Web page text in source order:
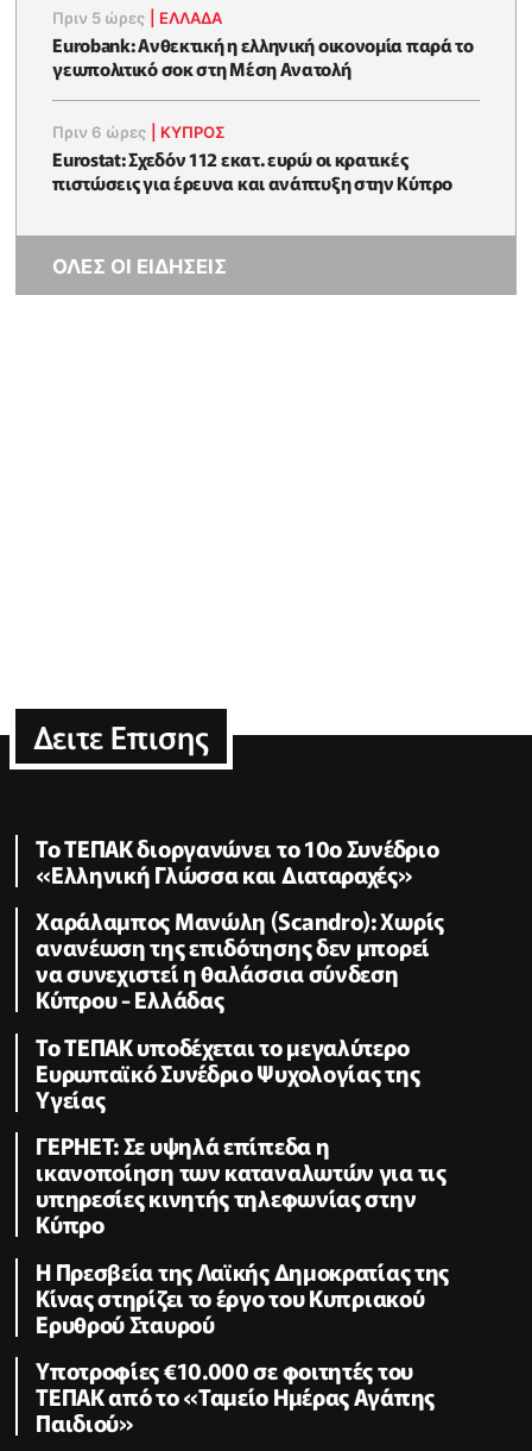
Πριν 5 ώρες ΕΛΛΆΔΑ
Eurobank: Ανθεκτική η ελληνική οικονομία παρά το
γεωπολιτικό σοκ στη Μέση Ανατολή
Πριν 6 ώρες ΚΥΠΡΟΣ
Eurostat: Σχεδόν 112 εκατ. ευρώ οι κρατικές
πιστώσεις για έρευνα και ανάπτυξη στην Κύπρο
ΟΛΕΣ ΟΙ ΕΙΔΗΣΕΙΣ
Δειτε Επισης
Το ΤΕΠΑΚ διοργανώνει το 10ο Συνέδριο
«Ελληνική Γλώσσα και Διαταραχές»
Χαράλαμπος Μανώλη (Scandro): Χωρίς
ανανέωση της επιδότησης δεν μπορεί
να συνεχιστεί η θαλάσσια σύνδεση
Κύπρου - Ελλάδας
Το ΤΕΠΑΚ υποδέχεται το μεγαλύτερο
Ευρωπαϊκό Συνέδριο Ψυχολογίας της
Υγείας
ΓΕΡΗΕΤ: Σε υψηλά επίπεδα η
ικανοποίηση των καταναλωτών για τις
υπηρεσίες κινητής τηλεφωνίας στην
Κύπρο
Η Πρεσβεία της Λαϊκής Δημοκρατίας της
Κίνας στηρίζει το έργο του Κυπριακού
Ερυθρού Σταυρού
Υποτροφίες €10.000 σε φοιτητές του
ΤΕΠΑΚ από το «Ταμείο Ημέρας Αγάπης
Παιδιού»